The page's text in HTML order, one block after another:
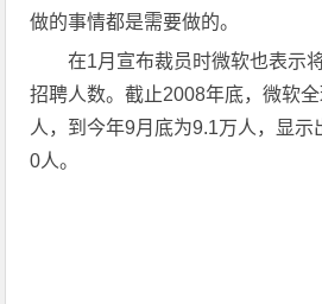
做的事情都是需要做的。
在1月宣布裁员时微软也表示
招聘人数。截止2008年底，微软
人，到今年9月底为9.1万人，显
0人。